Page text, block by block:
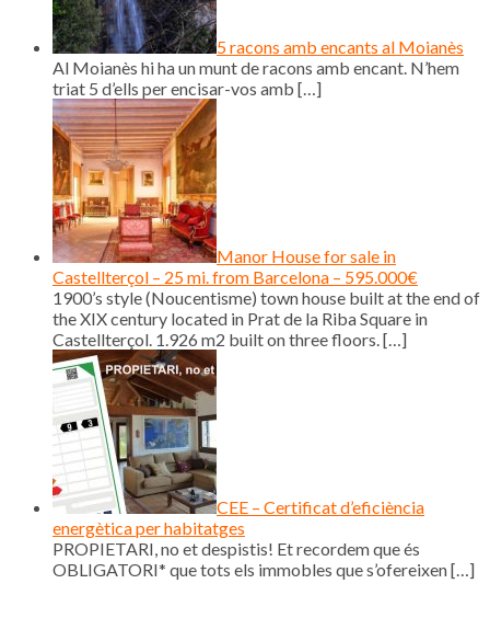
5 racons amb encants al Moianès
Al Moianès hi ha un munt de racons amb encant. N’hem
triat 5 d’ells per encisar-vos amb […]
Manor House for sale in
Castellterçol – 25 mi. from Barcelona – 595.000€
1900’s style (Noucentisme) town house built at the end of
the XIX century located in Prat de la Riba Square in
Castellterçol. 1.926 m2 built on three floors.[…]
CEE – Certificat d’eficiència
energètica per habitatges
PROPIETARI, no et despistis! Et recordem que és
OBLIGATORI* que tots els immobles que s’ofereixen[…]